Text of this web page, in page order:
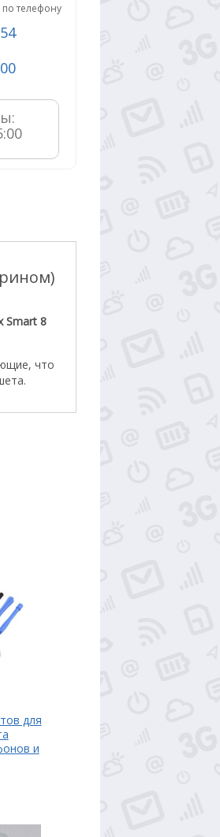
по телефону
Smart 8
что
для
и